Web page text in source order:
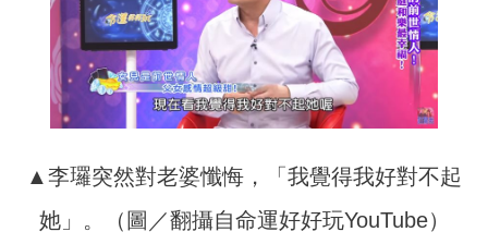
▲李㼈突然對老婆懺悔，「我覺得我好對不起
她」。（圖／翻攝自命運好好玩YouTube）